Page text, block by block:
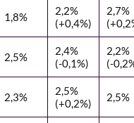
1,8%
2,2%
(+0,4%)
2,7%
2,5%
2,4%
(-0,1%)
2,2%
(-
2,3%
2,5%
(+0,2%)
2,5%